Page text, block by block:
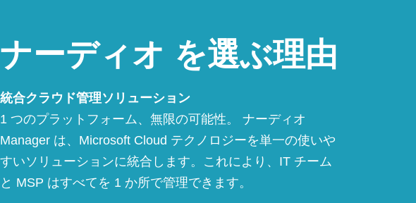
ナーディオ を選ぶ理由
統合クラウド管理ソリューション
1 つのプラットフォーム、無限の可能性。 ナーディオ
Manager は、Microsoft Cloud テクノロジーを単一の使いや
すいソリューションに統合します。これにより、IT チーム
と MSP はすべてを 1 か所で管理できます。